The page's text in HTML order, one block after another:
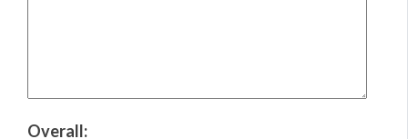
Overall: